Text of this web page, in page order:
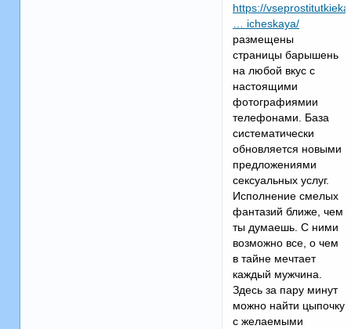
https://
… icheskaya/
размещены
страницы барышень
на любой вкус с
настоящими
фотографиямии
телефонами. База
систематически
обновляется новыми
предложениями
сексуальных услуг.
Исполнение смелых
фантазий ближе, чем
ты думаешь. С ними
возможно все, о чем
в тайне мечтает
каждый мужчина.
Здесь за пару минут
можно найти цыпочку
с желаемыми